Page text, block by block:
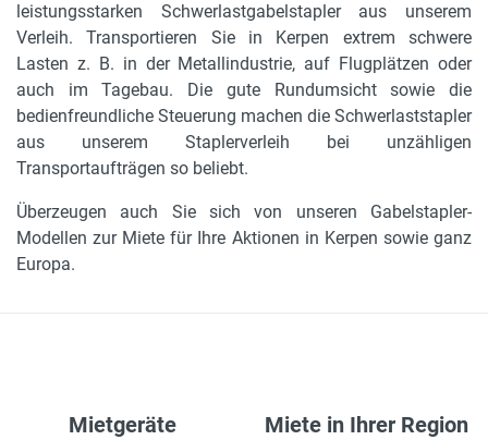
leistungsstarken Schwerlastgabelstapler aus unserem
Verleih. Transportieren Sie in Kerpen extrem schwere
Lasten z. B. in der Metallindustrie, auf Flugplätzen oder
auch im Tagebau. Die gute Rundumsicht sowie die
bedienfreundliche Steuerung machen die Schwerlaststapler
aus unserem Staplerverleih bei unzähligen
Transportaufträgen so beliebt.
Überzeugen auch Sie sich von unseren Gabelstapler-
Modellen zur Miete für Ihre Aktionen in Kerpen sowie ganz
Europa.
Mietgeräte Miete in Ihrer Region